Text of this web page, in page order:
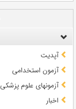
آپدیت
آزمون استخدامی
آزمونهای علوم پزشکی
اخبار